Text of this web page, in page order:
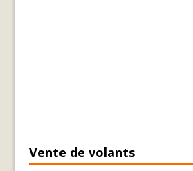
Vente de volants